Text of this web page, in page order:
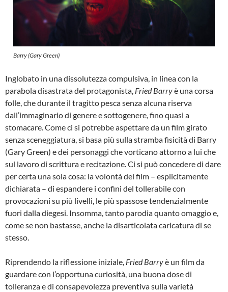
Barry (Gary Green)
Inglobato in una dissolutezza compulsiva, in linea con la
parabola disastrata del protagonista, Fried Barryè una corsa
folle, che durante il tragitto pesca senza alcuna riserva
dall’immaginario di genere e sottogenere, fino quasi a
stomacare. Come ci si potrebbe aspettare da un film girato
senza sceneggiatura, si basa più sulla stramba fisicità di Barry
(Gary Green) e dei personaggi che vorticano attorno a lui che
sul lavoro di scrittura e recitazione. Ci si può concedere di dare
per certa una sola cosa: la volontà del film – esplicitamente
dichiarata – di espandere i confini del tollerabile con
provocazioni su più livelli, le più spassose tendenzialmente
fuori dalla diegesi. Insomma, tanto parodia quanto omaggio e,
come se non bastasse, anche la disarticolata caricatura di se
stesso.
Riprendendo la riflessione iniziale, Fried Barryè un film da
guardare con l’opportuna curiosità, una buona dose di
tolleranza e di consapevolezza preventiva sulla varietà